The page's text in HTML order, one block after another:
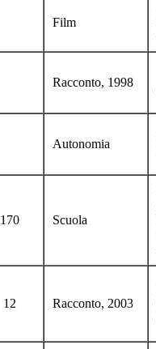
Film
Racconto, 1998
Autonomia
170 Scuola
12 Racconto, 2003